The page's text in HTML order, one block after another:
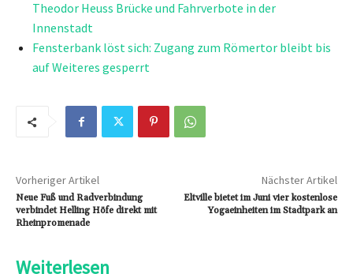
Theodor Heuss Brücke und Fahrverbote in der
Innenstadt
Fensterbank löst sich: Zugang zum Römertor bleibt bis
auf Weiteres gesperrt
Vorheriger Artikel
Neue Fuß und Radverbindung
verbindet Helling Höfe direkt mit
Rheinpromenade
Nächster Artikel
Eltville bietet im Juni vier kostenlose
Yogaeinheiten im Stadtpark an
Weiterlesen